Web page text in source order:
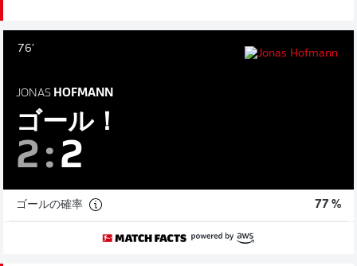
76'
JONAS HOFMANN
ゴール！
2: 2
ゴールの確率 77 %